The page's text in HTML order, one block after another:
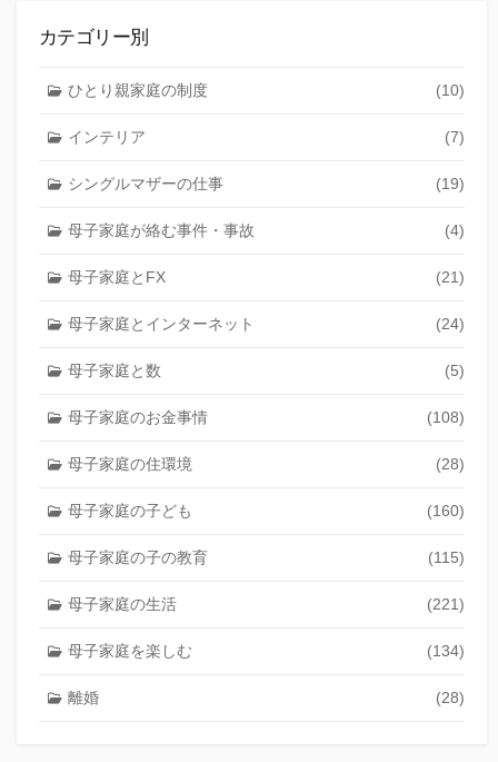
カテゴリー別
ひとり親家庭の制度 (10)
インテリア (7)
シングルマザーの仕事 (19)
母子家庭が絡む事件・事故 (4)
母子家庭とFX (21)
母子家庭とインターネット (24)
母子家庭と数 (5)
母子家庭のお金事情 (108)
母子家庭の住環境 (28)
母子家庭の子ども (160)
母子家庭の子の教育 (115)
母子家庭の生活 (221)
母子家庭を楽しむ (134)
離婚 (28)